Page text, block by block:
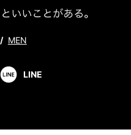
/ MEN
LINE